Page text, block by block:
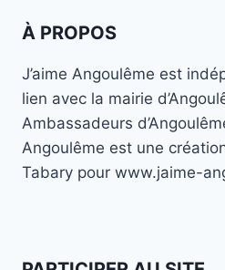
EN
IMAGES
À PROPOS
J’aime Angoulême est
lien avec la mairie
Ambassadeurs
Angoulême est une
Tabary pour www.jaime-